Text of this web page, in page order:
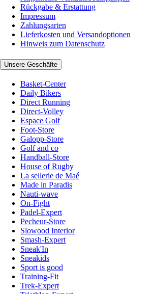
Rückgabe & Erstattung
Impressum
Zahlungsarten
Lieferkosten und Versandoptionen
Hinweis zum Datenschutz
Unsere Geschäfte
Basket-Center
Daily Bikers
Direct Running
Direct-Volley
Espace Golf
Foot-Store
Galopp-Store
Golf and co
Handball-Store
House of Rugby
La sellerie de Maé
Made in Paradis
Nauti-wave
On-Fight
Padel-Expert
Pecheur-Store
Slowood Interior
Smash-Expert
Sneak'In
Sneakids
Sport is good
Training-Fit
Trek-Expert